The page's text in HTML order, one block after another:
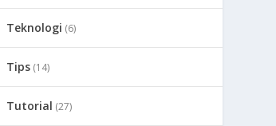
Teknologi (6)
Tips (14)
Tutorial (27)